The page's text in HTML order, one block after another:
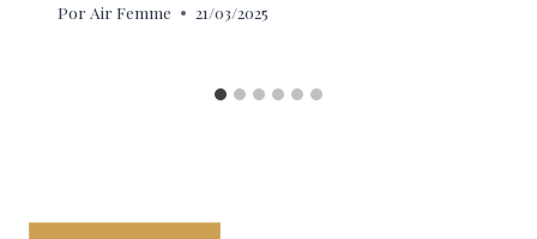
Por Air Femme 21/03/2025